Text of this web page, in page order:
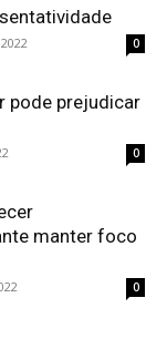
0
pode prejudicar
0
manter foco
0